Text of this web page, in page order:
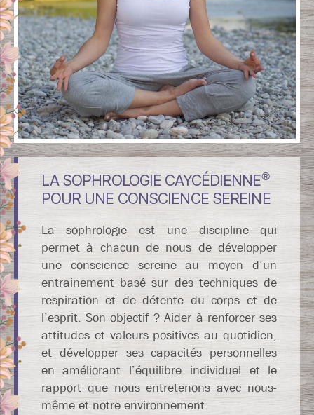
LA SOPHROLOGIE CAYCÉDIENNE®
POUR UNE CONSCIENCE SEREINE
La sophrologie est une discipline qui
permet à chacun de nous de développer
une conscience sereine au moyen d’un
entrainement basé sur des techniques de
respiration et de détente du corps et de
l’esprit. Son objectif ? Aider à renforcer ses
attitudes et valeurs positives au quotidien,
et développer ses capacités personnelles
en améliorant l’équilibre individuel et le
rapport que nous entretenons avec nous-
même et notre environnement.